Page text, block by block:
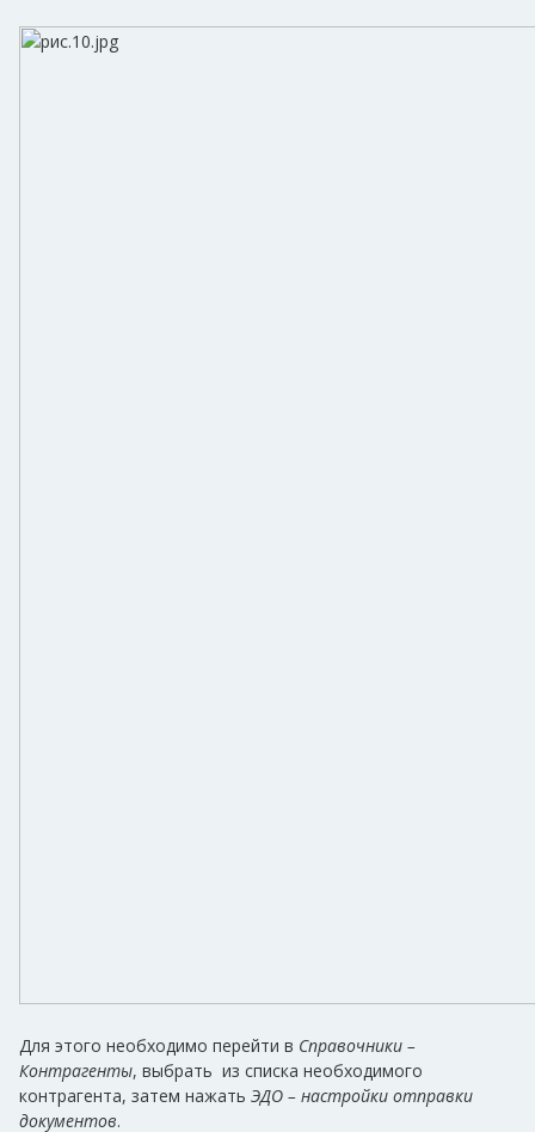
Для этого необходимо перейти в Справочники –
Контрагенты, выбрать из списка необходимого
контрагента, затем нажать ЭДО – настройки отправки
документов.